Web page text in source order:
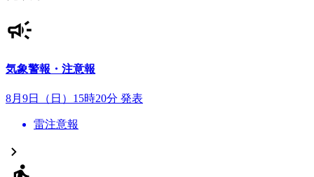
気象警報・注意報
8月9日（日）15時20分 発表
雷注意報